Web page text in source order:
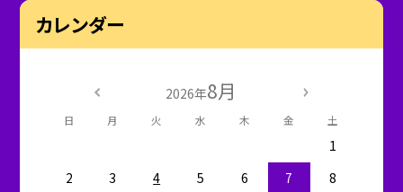
カレンダー
2026年8月
日 月 火 水 木 金 土
1
2
3 4 5 6 7
8